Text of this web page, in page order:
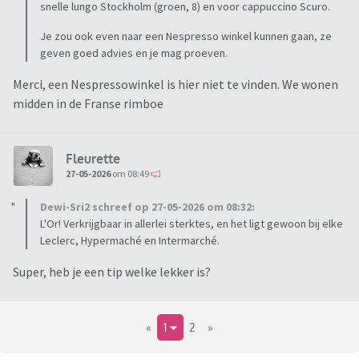
snelle lungo Stockholm (groen, 8) en voor cappuccino Scuro.
Je zou ook even naar een Nespresso winkel kunnen gaan, ze
geven goed advies en je mag proeven.
Merci, een Nespressowinkel is hier niet te vinden. We wonen
midden in de Franse rimboe
Fleurette
27-05-2026om 08:49
Dewi-Sri2 schreef op 27-05-2026 om 08:32:
L'Or! Verkrijgbaar in allerlei sterktes, en het ligt gewoon bij elke
Leclerc, Hypermaché en Intermarché.
Super, heb je een tip welke lekker is?
« 1 2 »